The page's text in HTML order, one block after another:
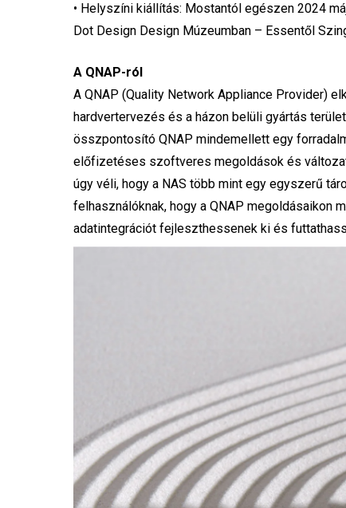
• Helyszíni kiállítás: Mostantól egészen 2024
Dot Design Design Múzeumban – Essentől
A QNAP-ról
A QNAP (Quality Network Appliance Provider)
hardvertervezés és a házon belüli gyártás
összpontosító QNAP mindemellett egy
előfizetéses szoftveres megoldások és
úgy véli, hogy a NAS több mint egy egyszerű
felhasználóknak, hogy a QNAP
adatintegrációt fejleszthessenek ki és